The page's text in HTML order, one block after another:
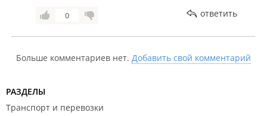
0 ответить
Больше комментариев нет. Добавить свой комментарий
РАЗДЕЛЫ
Транспорт и перевозки